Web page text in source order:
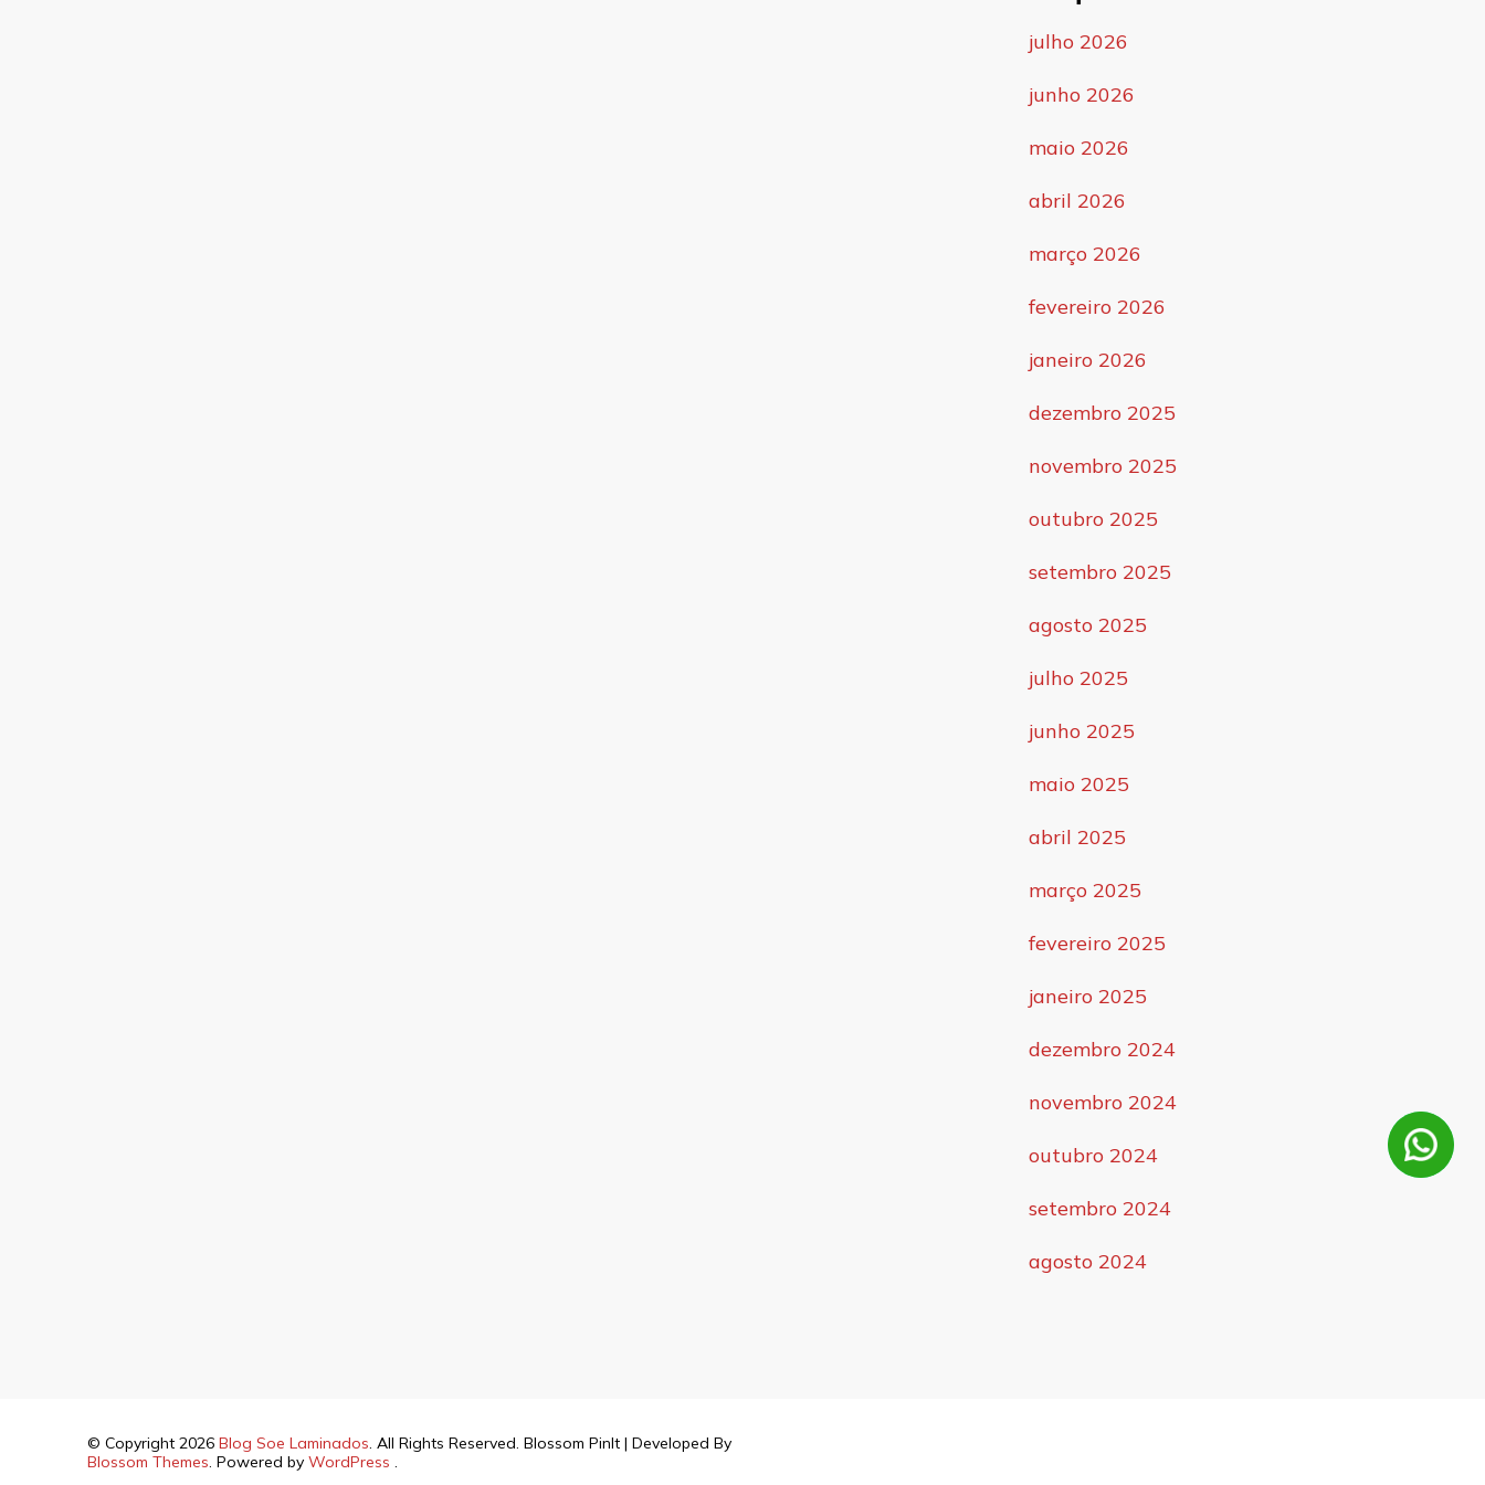
julho 2026
junho 2026
maio 2026
abril 2026
março 2026
fevereiro 2026
janeiro 2026
dezembro 2025
novembro 2025
outubro 2025
setembro 2025
agosto 2025
julho 2025
junho 2025
maio 2025
abril 2025
março 2025
fevereiro 2025
janeiro 2025
dezembro 2024
novembro 2024
outubro 2024
setembro 2024
agosto 2024
© Copyright 2026 Blog Soe Laminados. All Rights Reserved. Blossom PinIt | Developed By
Blossom Themes. Powered by WordPress .